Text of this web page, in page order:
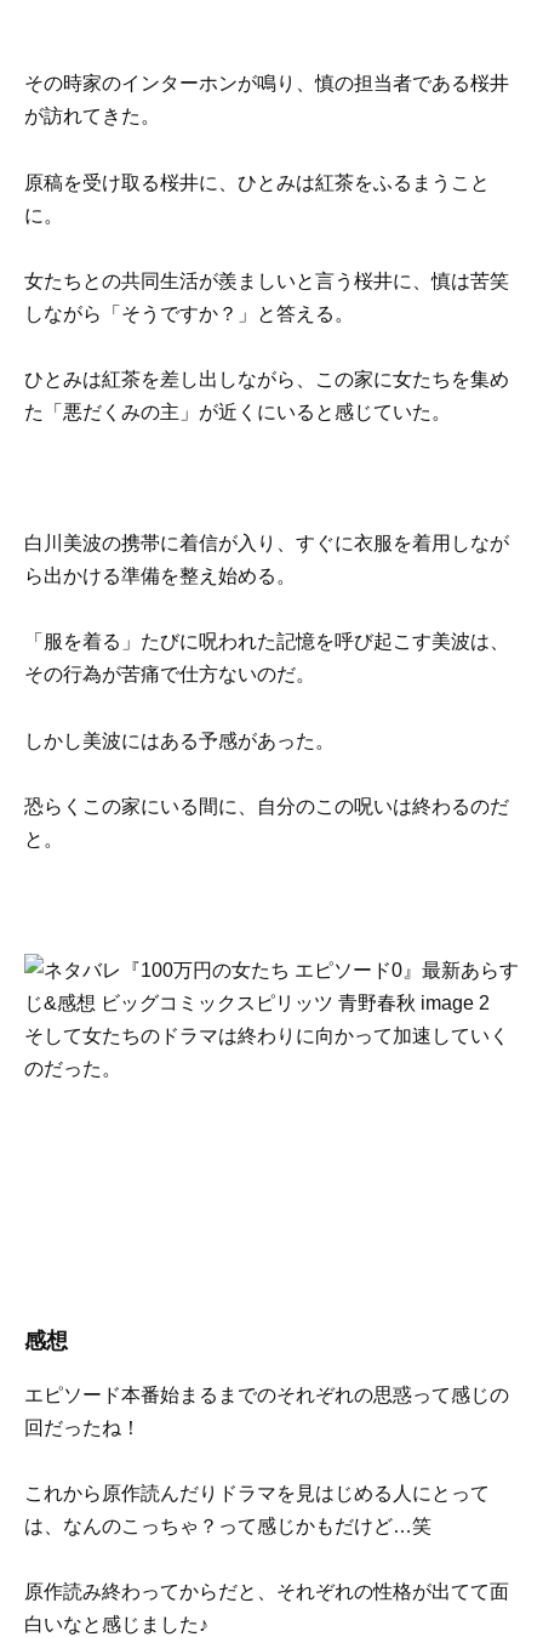
その時家のインターホンが鳴り、慎の担当者である桜井
が訪れてきた。
原稿を受け取る桜井に、ひとみは紅茶をふるまうこと
に。
女たちとの共同生活が羨ましいと言う桜井に、慎は苦笑
しながら「そうですか？」と答える。
ひとみは紅茶を差し出しながら、この家に女たちを集め
た「悪だくみの主」が近くにいると感じていた。
白川美波の携帯に着信が入り、すぐに衣服を着用しなが
ら出かける準備を整え始める。
「服を着る」たびに呪われた記憶を呼び起こす美波は、
その行為が苦痛で仕方ないのだ。
しかし美波にはある予感があった。
恐らくこの家にいる間に、自分のこの呪いは終わるのだ
と。
そして女たちのドラマは終わりに向かって加速していく
のだった。
感想
エピソード本番始まるまでのそれぞれの思惑って感じの
回だったね！
これから原作読んだりドラマを見はじめる人にとって
は、なんのこっちゃ？って感じかもだけど…笑
原作読み終わってからだと、それぞれの性格が出てて面
白いなと感じました♪